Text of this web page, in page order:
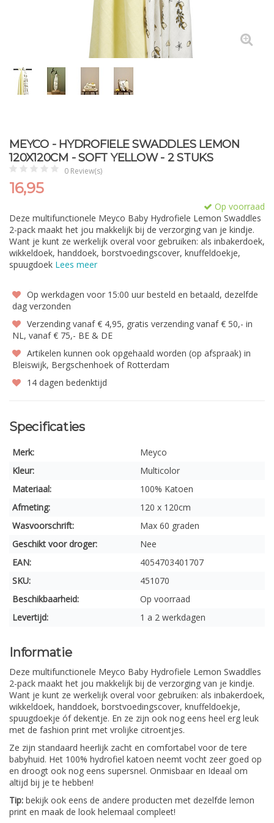
MEYCO - HYDROFIELE SWADDLES LEMON
120X120CM - SOFT YELLOW - 2 STUKS
0 Review(s)
16,95
Op voorraad
Deze multifunctionele Meyco Baby Hydrofiele Lemon Swaddles
2-pack maakt het jou makkelijk bij de verzorging van je kindje.
Want je kunt ze werkelijk overal voor gebruiken: als inbakerdoek,
wikkeldoek, handdoek, borstvoedingscover, knuffeldoekje,
spuugdoek Lees meer
Op werkdagen voor 15:00 uur besteld en betaald, dezelfde
dag verzonden
Verzending vanaf € 4,95, gratis verzending vanaf € 50,- in
NL, vanaf € 75,- BE & DE
Artikelen kunnen ook opgehaald worden (op afspraak) in
Bleiswijk, Bergschenhoek of Rotterdam
14 dagen bedenktijd
Specificaties
Merk:
Meyco
Kleur:
Multicolor
Materiaal:
100% Katoen
Afmeting:
120 x 120cm
Wasvoorschrift:
Max 60 graden
Geschikt voor droger:
Nee
EAN:
4054703401707
SKU:
451070
Beschikbaarheid:
Op voorraad
Levertijd:
1 a 2 werkdagen
Informatie
Deze multifunctionele Meyco Baby Hydrofiele Lemon Swaddles
2-pack maakt het jou makkelijk bij de verzorging van je kindje.
Want je kunt ze werkelijk overal voor gebruiken: als inbakerdoek,
wikkeldoek, handdoek, borstvoedingscover, knuffeldoekje,
spuugdoekje óf dekentje. En ze zijn ook nog eens heel erg leuk
met de fashion print met vrolijke citroentjes.
Ze zijn standaard heerlijk zacht en comfortabel voor de tere
babyhuid. Het 100% hydrofiel katoen neemt vocht zeer goed op
en droogt ook nog eens supersnel. Onmisbaar en Ideaal om
altijd bij je te hebben!
Tip: bekijk ook eens de andere producten met dezelfde lemon
print en maak de look helemaal compleet!